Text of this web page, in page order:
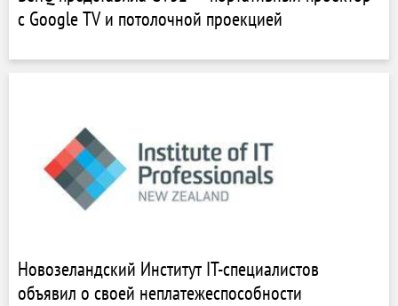
с Google TV и потолочной проекцией
Новозеландский Институт IT-специалистов
объявил о своей неплатежеспособности